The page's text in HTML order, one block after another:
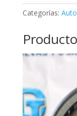
Categorías: